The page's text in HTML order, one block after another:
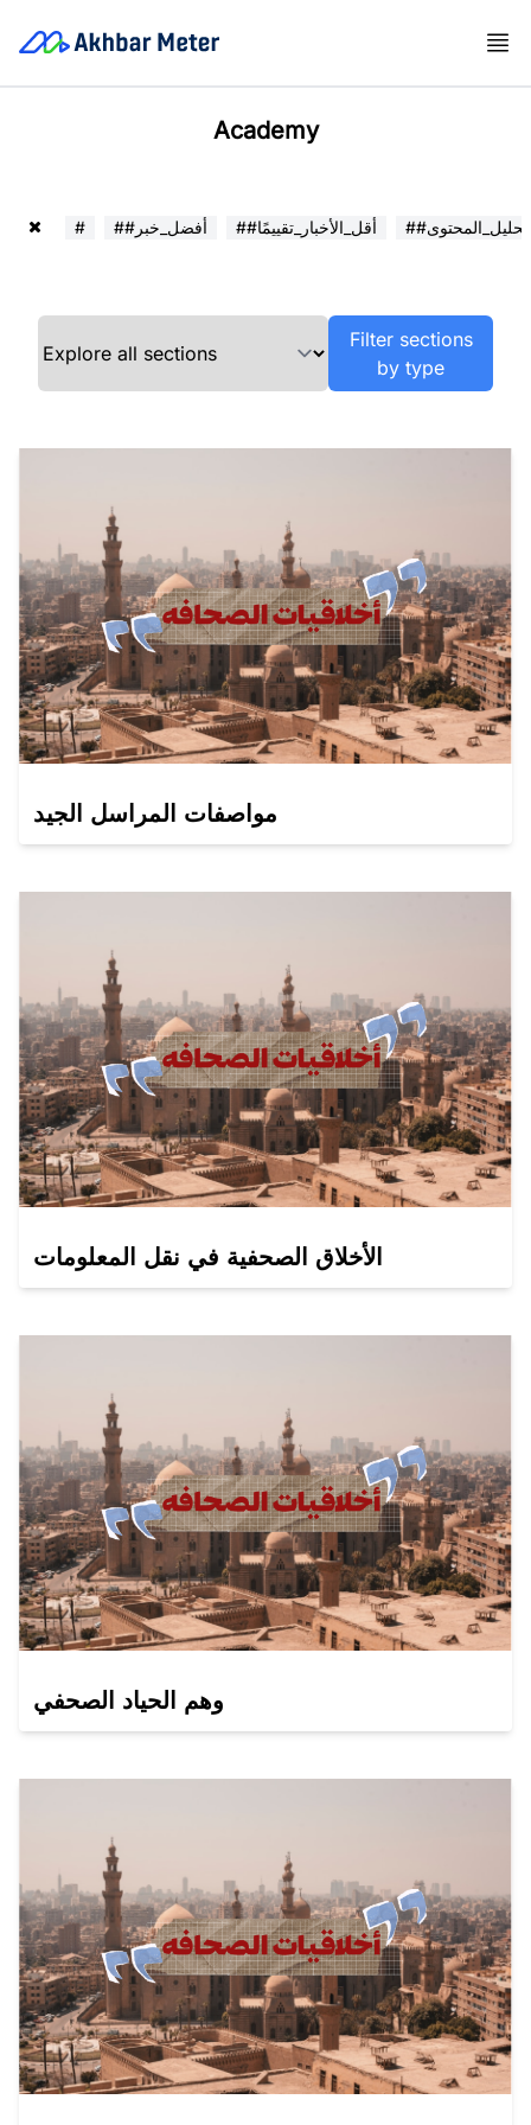
Academy
# ##أفضل_خبر ##أقل_الأخبار_تقييمًا ##تحليل_المحتوى
Filter sections
by type
مواصفات المراسل الجيد
الأخلاق الصحفية في نقل المعلومات
وهم الحياد الصحفي